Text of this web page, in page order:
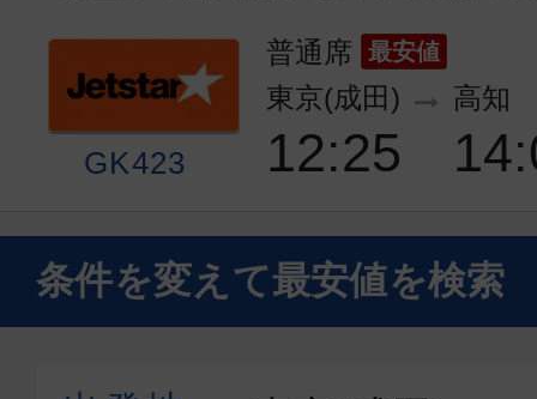
GK423
普通席 最安値
東京(成田)
12:25
高知
条件を変えて最安値を検索